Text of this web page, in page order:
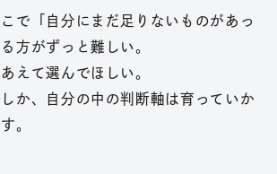
で「自分にまだ足りないものがあっ
方がずっと難しい。
えて選んでほしい。
か、自分の中の判断軸は育っていか
。